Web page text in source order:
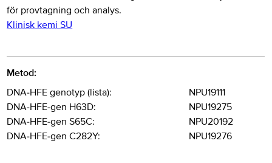
för provtagning och analys.
Klinisk kemi SU
Metod:
DNA-HFE genotyp (lista):
NPU19111
DNA-HFE-gen H63D:
NPU19275
DNA-HFE-gen S65C:
NPU20192
DNA-HFE-gen C282Y:
NPU19276